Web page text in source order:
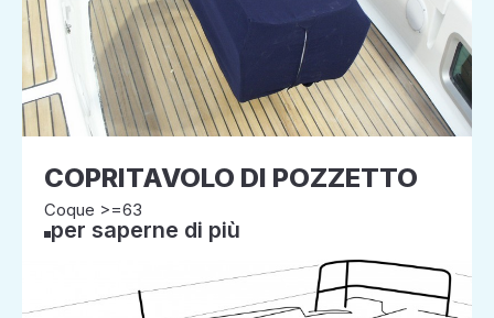
COPRITAVOLO DI POZZETTO
Coque >=63
per saperne di più